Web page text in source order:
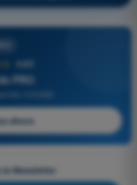
4,6/5
PRO
ahora
Newsletter